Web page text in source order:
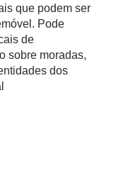
que podem ser
Pode
de
sobre moradas,
dos